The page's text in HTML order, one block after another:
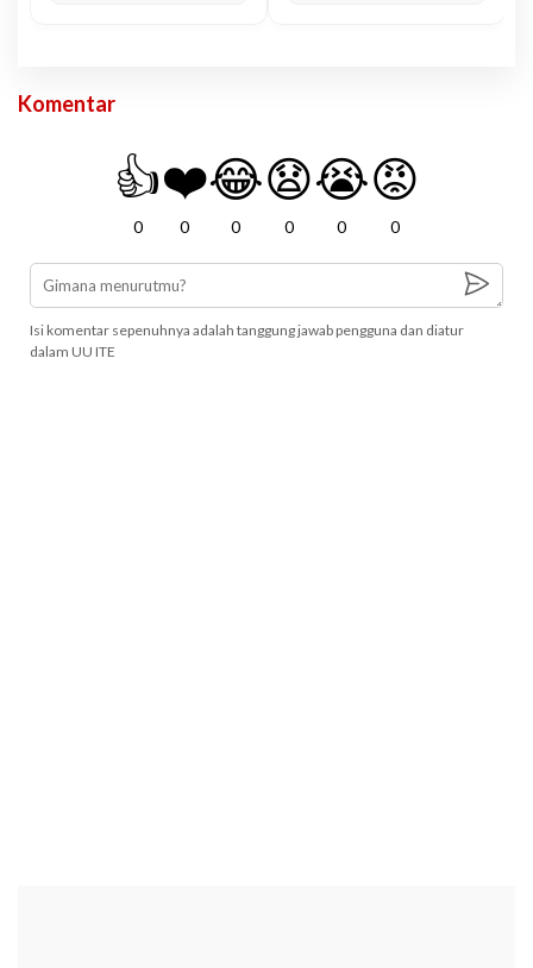
Komentar
👍
0
❤️
0
😂
0
😧
0
😭
0
😡
0
Isi komentar sepenuhnya adalah tanggung jawab pengguna dan diatur
dalam UU ITE